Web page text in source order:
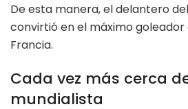
De esta manera, el delantero
convirtió en el máximo goleador
Francia.
Cada vez más cerca
mundialista